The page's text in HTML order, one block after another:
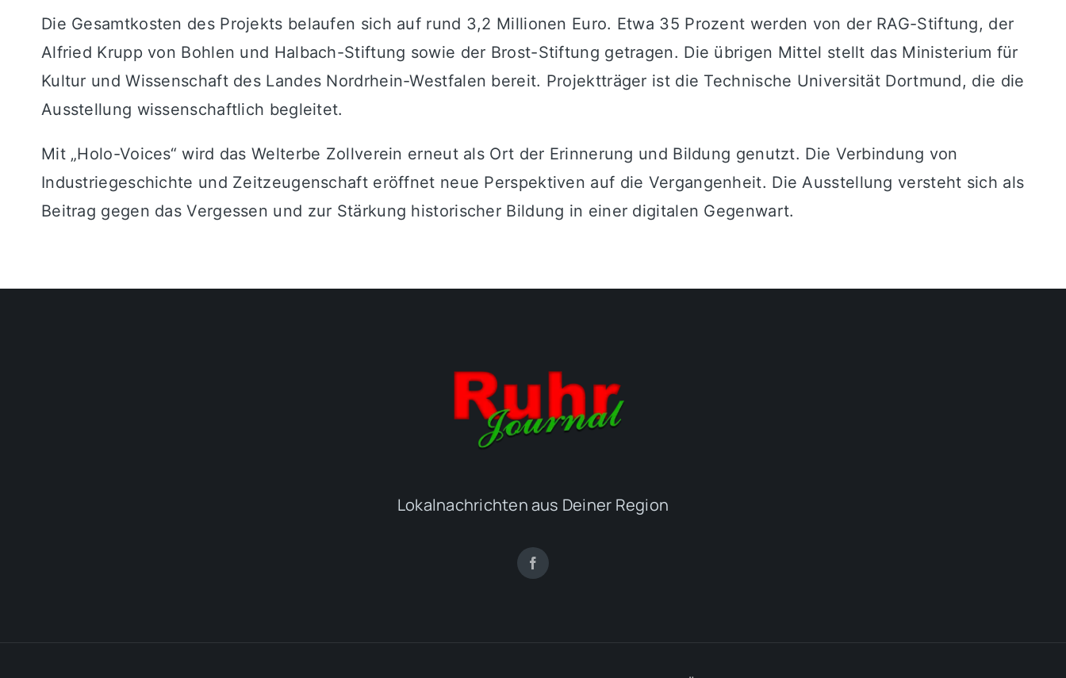
Die Gesamtkosten des Projekts belaufen sich auf rund 3,2 Millionen Euro. Etwa 35 Prozent werden von der RAG-Stiftung, der
Alfried Krupp von Bohlen und Halbach-Stiftung sowie der Brost-Stiftung getragen. Die übrigen Mittel stellt das Ministerium für
Kultur und Wissenschaft des Landes Nordrhein-Westfalen bereit. Projektträger ist die Technische Universität Dortmund, die die
Ausstellung wissenschaftlich begleitet.
Mit „Holo-Voices“ wird das Welterbe Zollverein erneut als Ort der Erinnerung und Bildung genutzt. Die Verbindung von
Industriegeschichte und Zeitzeugenschaft eröffnet neue Perspektiven auf die Vergangenheit. Die Ausstellung versteht sich als
Beitrag gegen das Vergessen und zur Stärkung historischer Bildung in einer digitalen Gegenwart.
Lokalnachrichten aus Deiner Region